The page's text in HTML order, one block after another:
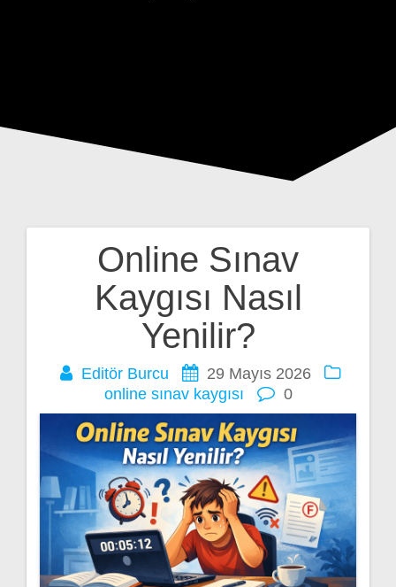
Online Sınav
Kaygısı Nasıl
Yenilir?
Editör Burcu
29 Mayıs 2026
online sınav kaygısı
0
gezinmesi